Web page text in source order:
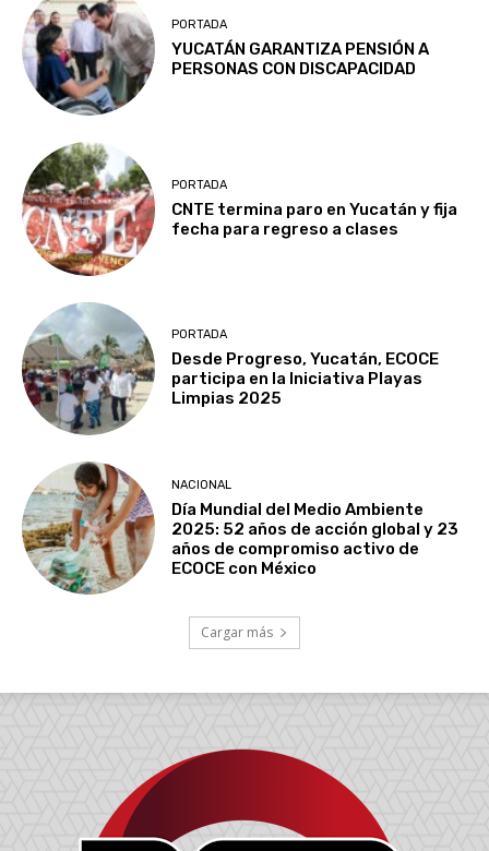
PORTADA
YUCATÁN GARANTIZA PENSIÓN A
PERSONAS CON DISCAPACIDAD
PORTADA
CNTE termina paro en Yucatán y fija
fecha para regreso a clases
PORTADA
Desde Progreso, Yucatán, ECOCE
participa en la Iniciativa Playas
Limpias 2025
NACIONAL
Día Mundial del Medio Ambiente
2025: 52 años de acción global y 23
años de compromiso activo de
ECOCE con México
Cargar más